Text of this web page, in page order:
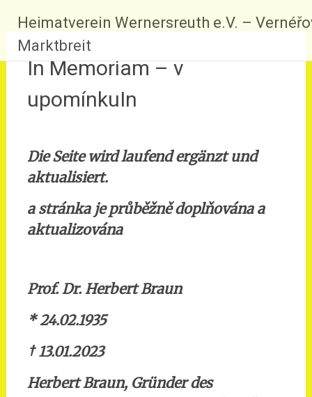
Inhalt
springen
Heimatverein Wernersreuth e.V. –
Marktbreit
In Memoriam – v
upomínkuIn
Die Seite wird laufend ergänzt und
aktualisiert.
a stránka je průběžně doplňována a
aktualizována
Prof. Dr. Herbert Braun
* 24.02.1935
† 13.01.2023
Herbert Braun, Gründer des